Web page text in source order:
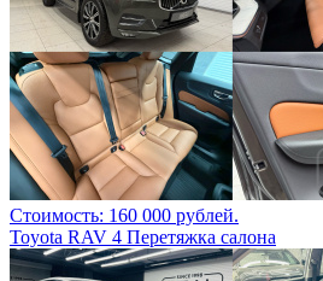
Стоимость: 160 000 рублей.
Toyota RAV 4 Перетяжка салона